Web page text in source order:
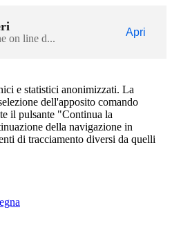
on line d...
Apri
e statistici anonimizzati. La
dell'apposito comando
il pulsante "Continua la
della navigazione in
di tracciamento diversi da quelli